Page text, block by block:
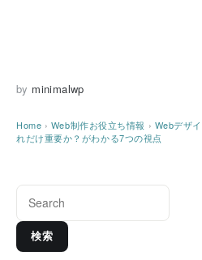
by minimalwp
Home › Web制作お役立ち情報 › Webデザ
れだけ重要か？がわかる7つの視点
検索